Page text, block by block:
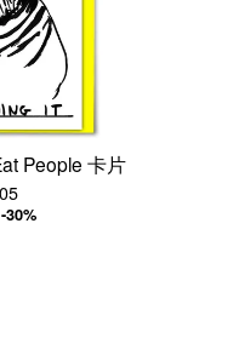
People 卡片
-30%